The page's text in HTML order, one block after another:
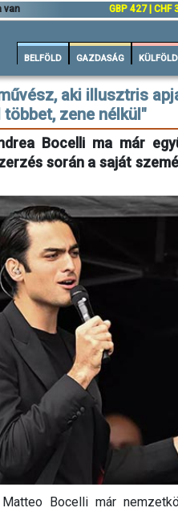
van GBP 427 | CHF
BELFÖLD GAZDASÁG KÜLFÖLD
aki illusztris
zene nélkül"
Bocelli ma már
során a saját
Bocelli már